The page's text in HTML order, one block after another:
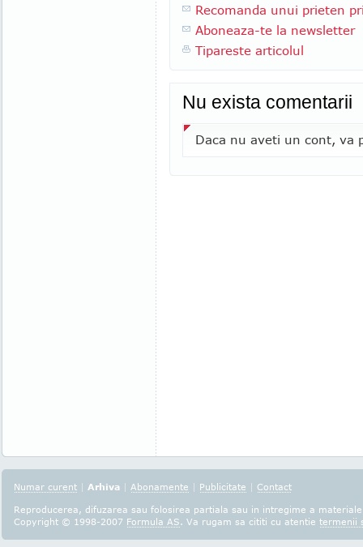
Recomanda unui prieten
Aboneaza-te la newsletter
Tipareste articolul
Nu exista comentarii
Daca nu aveti un cont, va
Numar curent | Arhiva | Abonamente | Publicitate | Contact
Reproducerea, difuzarea sau folosirea partiala sau in intregime a
Copyright © 1998-2007 Formula AS. Va rugam sa cititi cu atentie termenii